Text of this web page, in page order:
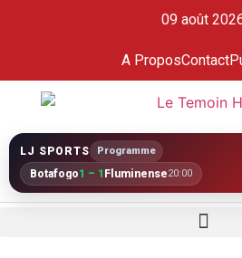
09 août
A ProposContact
LJ SPORTS Programme
Botafogo1 – 1 Fluminense20:00